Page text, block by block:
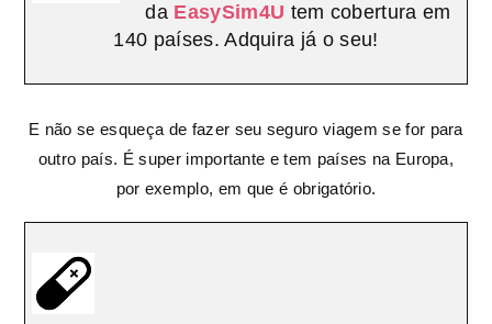
da EasySim4U tem cobertura em
140 países. Adquira já o seu!
E não se esqueça de fazer seu seguro viagem se for para
outro país. É super importante e tem países na Europa,
por exemplo, em que é obrigatório.